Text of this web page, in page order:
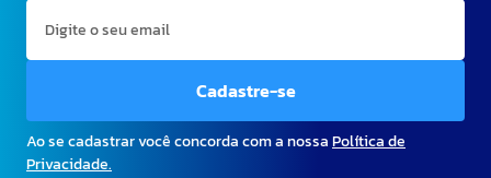
Cadastre-se
Ao se cadastrar você concorda com a nossaPolítica de
Privacidade.